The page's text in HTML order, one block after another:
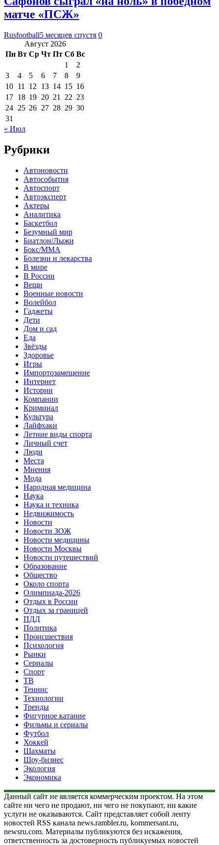
матче «ПСЖ»
Rusfootball5 месяцев спустя 0
Август 2026
Пн Вт Ср Чт Пт Сб Вс
1
2
3
4 5 6 7 8
9
10 11 12 13 14 15 16
17 18 19 20 21 22 23
24 25 26 27 28 29 30
31
« Июл
Рубрики
Автоновости
Автособытия
Автоспорт
Автоэксперт
Актеры
Аналитика
Баскетбол
Безумный мир
Биатлон/Лыжи
Бокс/MMA
Болезни и лекарства
В мире
В России
Вещи
Военные новости
Волейбол
Гаджеты
Дети
Дом и сад
Еда
Звёзды
Здоровье
Игры
Импортозамещение
Интернет
Истории
Компании
Криминал
Культура
Лайфхаки
Летние виды спорта
Личный счет
Люди
Места
Мнения
Мода
Народная медицина
Наука
Наука и техника
Недвижимость
Новости
Новости ЗОЖ
Новости медицины
Новости Москвы
Новости путешествий
Образование
Общество
Около спорта
Олимпиада-2026
Отдых в России
Отдых за границей
ПДД
Политика
Происшествия
Психология
Рынки
Сериалы
Спорт
ТВ
Теннис
Технологии
Тренды
Фигурное катание
Фильмы и сериалы
Футбол
Хоккей
Шахматы
Шоу-бизнес
Экология
Экономика
Данный сайт не является коммерческим проектом. На этом
сайте ни чего не продают, ни чего не покупают, ни какие
услуги не оказываются. Сайт представляет собой ленту
новостей RSS канала news.rambler.ru, kommersant.ru,
newsru.com. Материалы публикуются без искажения,
ответственность за достоверность публикуемых новостей